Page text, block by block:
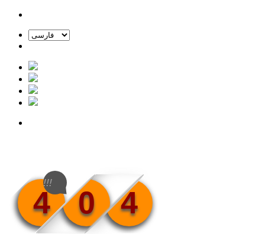
4 0 4
!!!